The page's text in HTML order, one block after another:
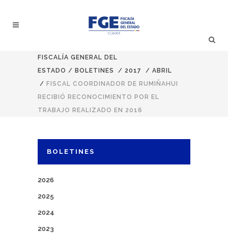
FISCALÍA GENERAL DEL
ESTADO / BOLETINES / 2017 / ABRIL
/ FISCAL COORDINADOR DE RUMIÑAHUI
RECIBIÓ RECONOCIMIENTO POR EL
TRABAJO REALIZADO EN 2016
BOLETINES
2026
2025
2024
2023